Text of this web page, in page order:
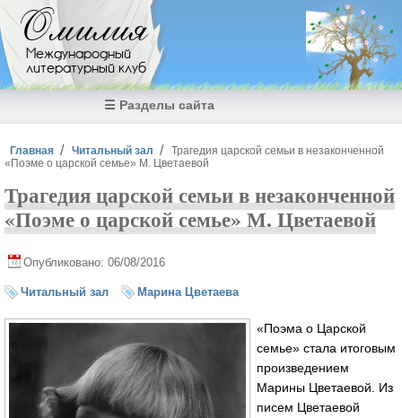
Перейти к основному содержанию
Омилия
Международный
литературный клуб
☰ Разделы сайта
Вы здесь
Главная Читальный зал
Трагедия царской семьи в незаконченной
«Поэме о царской семье» М. Цветаевой
Трагедия царской семьи в незаконченной
«Поэме о царской семье» М. Цветаевой
Опубликовано: 06/08/2016
Читальный зал Марина Цветаева
«Поэма о Царской
семье» стала итоговым
произведением
Марины Цветаевой. Из
писем Цветаевой